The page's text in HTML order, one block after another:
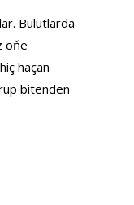
Bulutlarda
oňe
haçan
bitenden